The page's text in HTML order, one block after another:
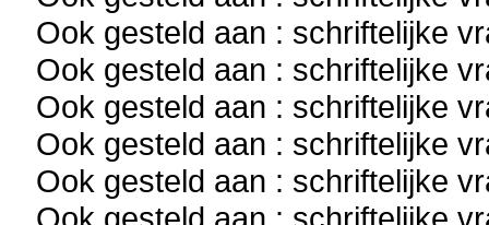
Ook gesteld aan : schriftelijke
Ook gesteld aan : schriftelijke
Ook gesteld aan : schriftelijke
Ook gesteld aan : schriftelijke
Ook gesteld aan : schriftelijke